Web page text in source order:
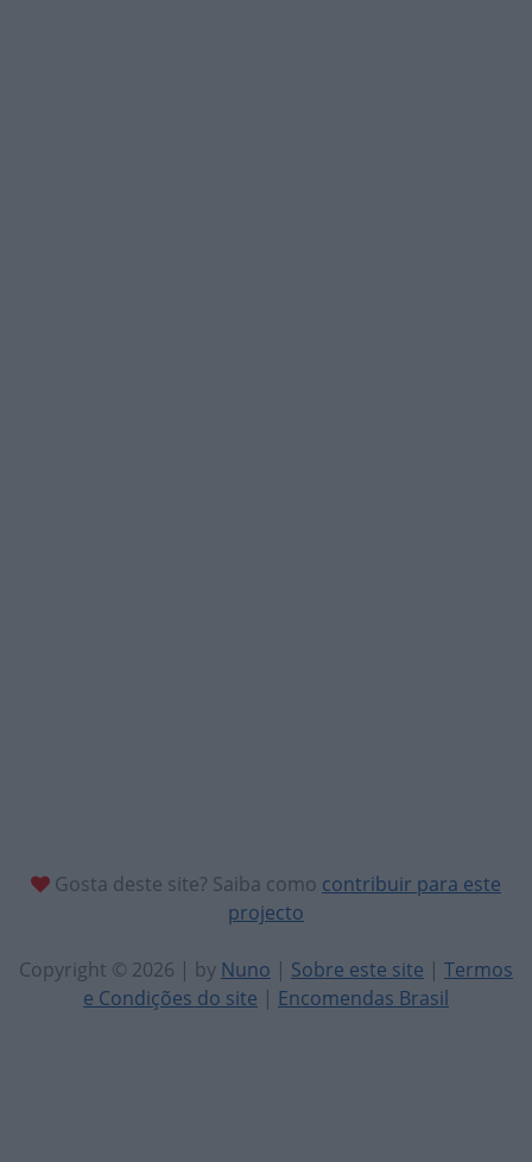
Gosta deste site? Saiba como contribuir para este
projecto
Copyright © 2026 | by Nuno | Sobre este site | Termos
e Condições do site | Encomendas Brasil